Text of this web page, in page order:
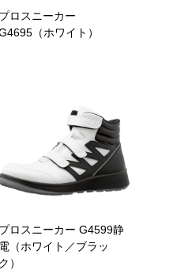
プロスニーカー
（ホワイト）
プロスニーカー G4599静
電（ホワイト／ブラッ
ク）